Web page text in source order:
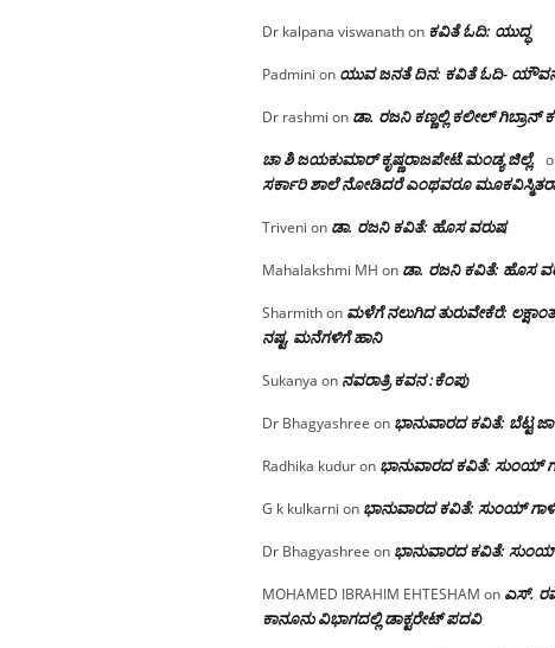
Dr kalpana viswanathon ಕವಿತೆ ಓದಿ: ಯುದ್ಧ
Padmini on ಯುವ ಜನತೆ ದಿನ: ಕವಿತೆ ಓದಿ-
Dr rashmi on ಡಾ. ರಜನಿ‌ ಕಣ್ಣಲ್ಲಿ ಕಲೀಲ್ ಗಿಬ್ರಾನ್
ಚಾ ಶಿ ಜಯಕುಮಾರ್ ಕೃಷ್ಣರಾಜಪೇಟೆ.ಮಂಡ್ಯ ಜಿಲ್ಲೆ.
ಸರ್ಕಾರಿ ಶಾಲೆ ನೋಡಿದರೆ ಎಂಥವರೂ
Triveni on ಡಾ. ರಜನಿ ಕವಿತೆ: ಹೊಸ ವರುಷ
Mahalakshmi MH on ಡಾ. ರಜನಿ ಕವಿತೆ: ಹೊಸ
Sharmithon ಮಳೆಗೆ ನಲುಗಿದ ತುರುವೇಕೆರೆ:
ನಷ್ಟ, ಮನೆಗಳಿಗೆ ಹಾನಿ
Sukanya on ನವರಾತ್ರಿ ಕವನ :ಕೆಂಪು
Dr Bhagyashree on ಭಾನುವಾರದ ಕವಿತೆ: ಬೆಟ್ಟ
Radhika kuduron ಭಾನುವಾರದ ಕವಿತೆ: ಸುಂಯ್
G k kulkarni on ಭಾನುವಾರದ ಕವಿತೆ: ಸುಂಯ್ ಗಾಳಿ
Dr Bhagyashree on ಭಾನುವಾರದ ಕವಿತೆ:
MOHAMED IBRAHIM EHTESHAM on ಎಸ್.
ಕಾನೂನು ವಿಭಾಗದಲ್ಲಿ ಡಾಕ್ಟರೇಟ್ ಪದವಿ